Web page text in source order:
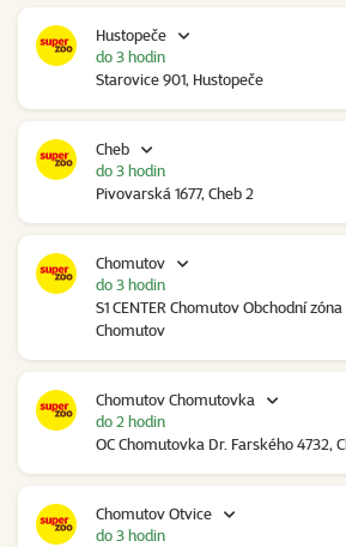
Hustopeče
Starovice 901, Hustopeče
do 3 hodin
Cheb
Pivovarská 1677, Cheb 2
do 3 hodin
Chomutov
S1 CENTER Chomutov Obchodní
Chomutov
do 3 hodin
Chomutov Chomutovka
OC Chomutovka Dr. Farského 4732,
do 2 hodin
Chomutov Otvice
do 3 hodin